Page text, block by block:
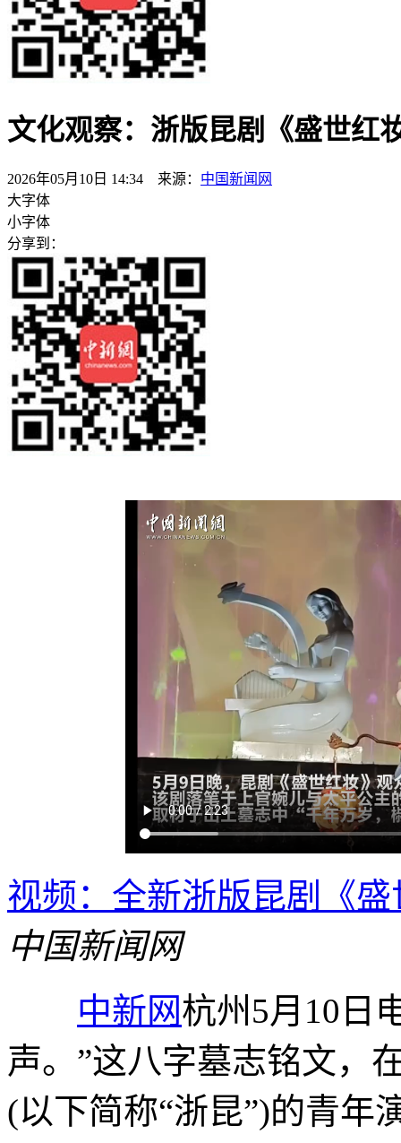
文化观察：浙版昆剧《盛世红
2026年05月10日 14:34 来源： 中国新闻网
大字体
小字体
分享到：
视频：全新浙版昆剧《
中国新闻网
中新网杭州5月10日
声。”这八字墓志铭文，
(以下简称“浙昆”)的青年